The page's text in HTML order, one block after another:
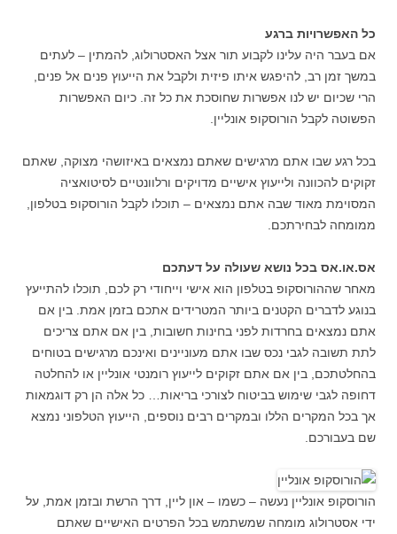
כל האפשרויות ברגע
אם בעבר היה עלינו לקבוע תור אצל האסטרולוג, להמתין – לעתים
במשך זמן רב, להיפגש איתו פיזית ולקבל את הייעוץ פנים אל פנים,
הרי שכיום יש לנו אפשרות שחוסכת את כל זה. כיום האפשרות
הפשוטה לקבל הורוסקופ אונליין.
בכל רגע שבו אתם מרגישים שאתם נמצאים באיזושהי מצוקה, שאתם
זקוקים להכוונה ולייעוץ אישיים מדויקים ורלוונטיים לסיטואציה
המסוימת מאוד שבה אתם נמצאים – תוכלו לקבל הורוסקופ בטלפון,
ממומחה לבחירתכם.
אס.או.אס בכל נושא שעולה על דעתכם
מאחר שההורוסקופ בטלפון הוא אישי וייחודי רק לכם, תוכלו להתייעץ
בנוגע לדברים הקטנים ביותר המטרידים אתכם בזמן אמת. בין אם
אתם נמצאים בחרדות לפני בחינות חשובות, בין אם אתם צריכים
לתת תשובה לגבי נכס שבו אתם מעוניינים ואינכם מרגישים בטוחים
בהחלטתכם, בין אם אתם זקוקים לייעוץ רומנטי אונליין או להחלטה
דחופה לגבי שימוש בביטוח לצורכי בריאות… כל אלה הן רק דוגמאות
אך בכל המקרים הללו ובמקרים רבים נוספים, הייעוץ הטלפוני נמצא
שם בעבורכם.
הורוסקופ אונליין נעשה – כשמו – און ליין, דרך הרשת ובזמן אמת, על
ידי אסטרולוג מומחה שמשתמש בכל הפרטים האישיים שאתם